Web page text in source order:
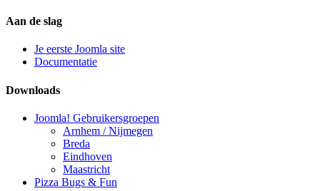
Aan de slag
Je eerste Joomla site
Documentatie
Downloads
Joomla! Gebruikersgroepen
Arnhem / Nijmegen
Breda
Eindhoven
Maastricht
Pizza Bugs & Fun